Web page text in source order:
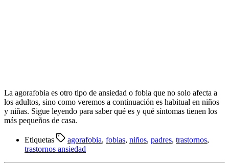
La agorafobia es otro tipo de ansiedad o fobia que no solo afecta a
los adultos, sino como veremos a continuación es habitual en niños
y niñas. Sigue leyendo para saber qué es y qué síntomas tienen los
más pequeños de casa.
Etiquetas agorafobia, fobias, niños, padres, trastornos,
trastornos ansiedad